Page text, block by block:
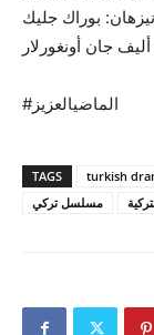
بوراك جليك
جان أونغورلار
#الماضيالعزيز
TAGS turkish
مسلسل تركي